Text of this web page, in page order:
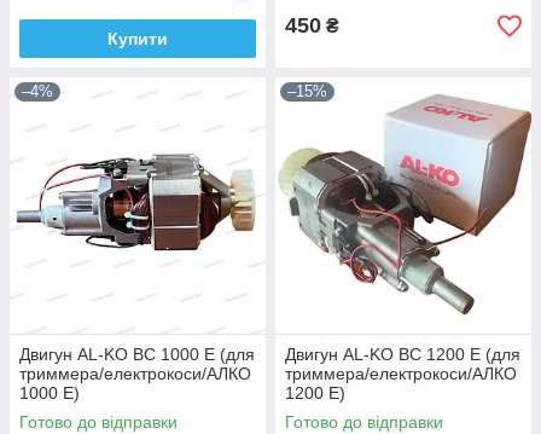
Купити
450 ₴
–4%
Двигун AL-KO BC 1000 E (для
триммера/електрокоси/АЛКО
1000 Е)
Готово до відправки
–15%
Двигун AL-KO BC 1200 E (для
триммера/електрокоси/АЛКО
1200 Е)
Готово до відправки